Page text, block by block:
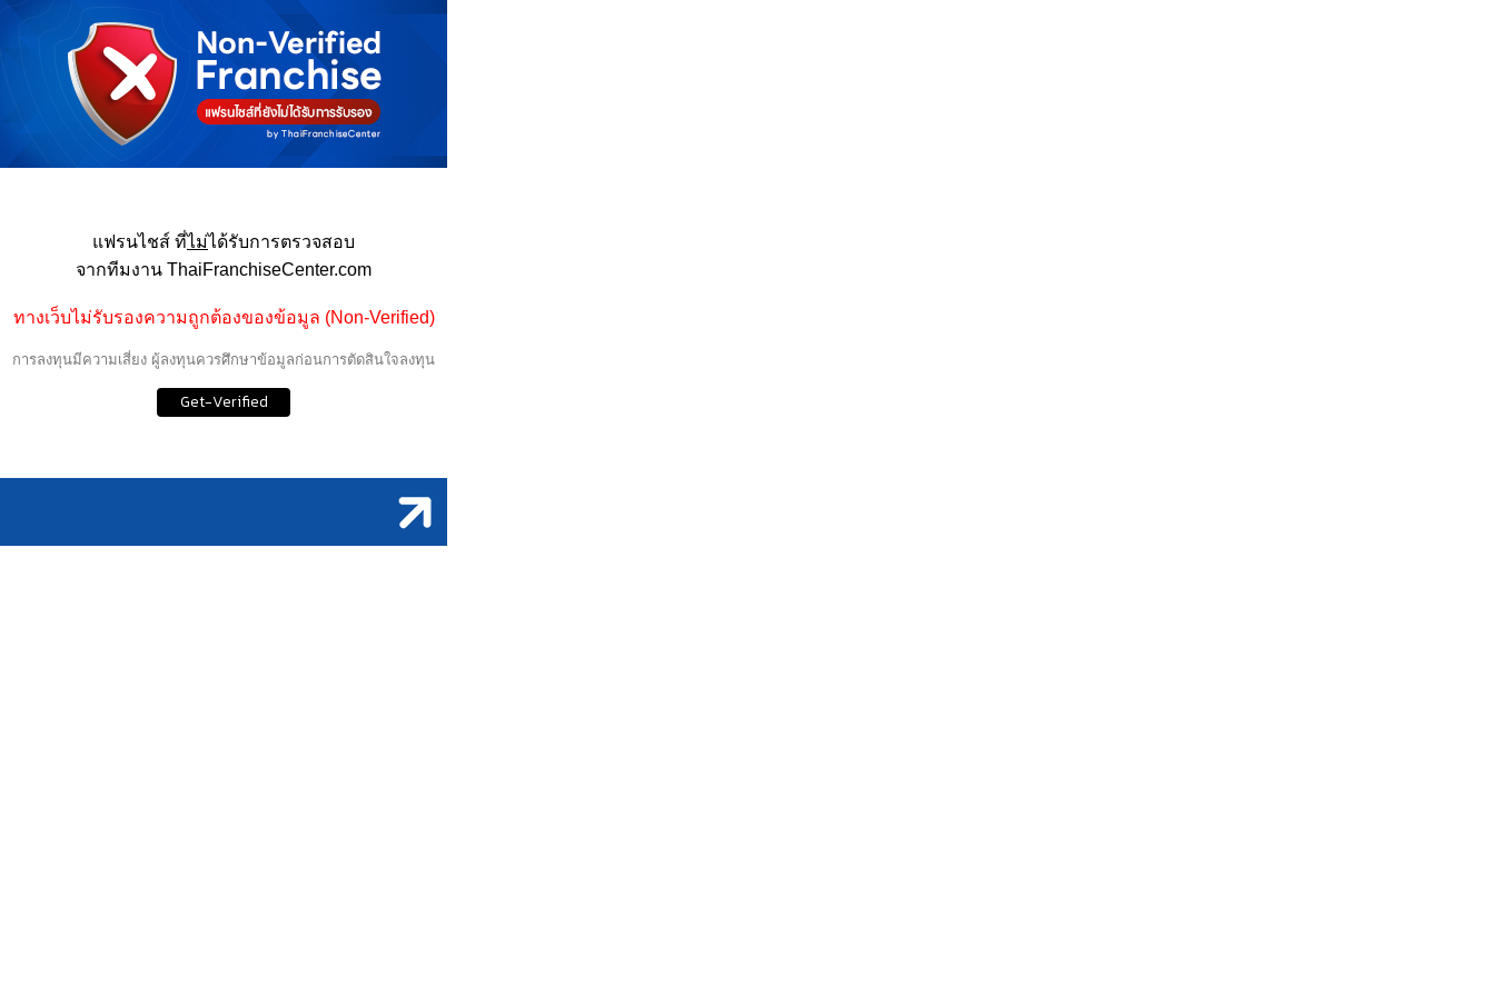
แฟรนไชส์ ที่ไม่ได้รับการตรวจสอบ
จากทีมงาน ThaiFranchiseCenter.com
ทางเว็บไม่รับรองความถูกต้องของข้อมูล (Non-Verified)
การลงทุนมีความเสี่ยง ผู้ลงทุนควรศึกษาข้อมูลก่อนการตัดสินใจลงทุน
Get-Verified